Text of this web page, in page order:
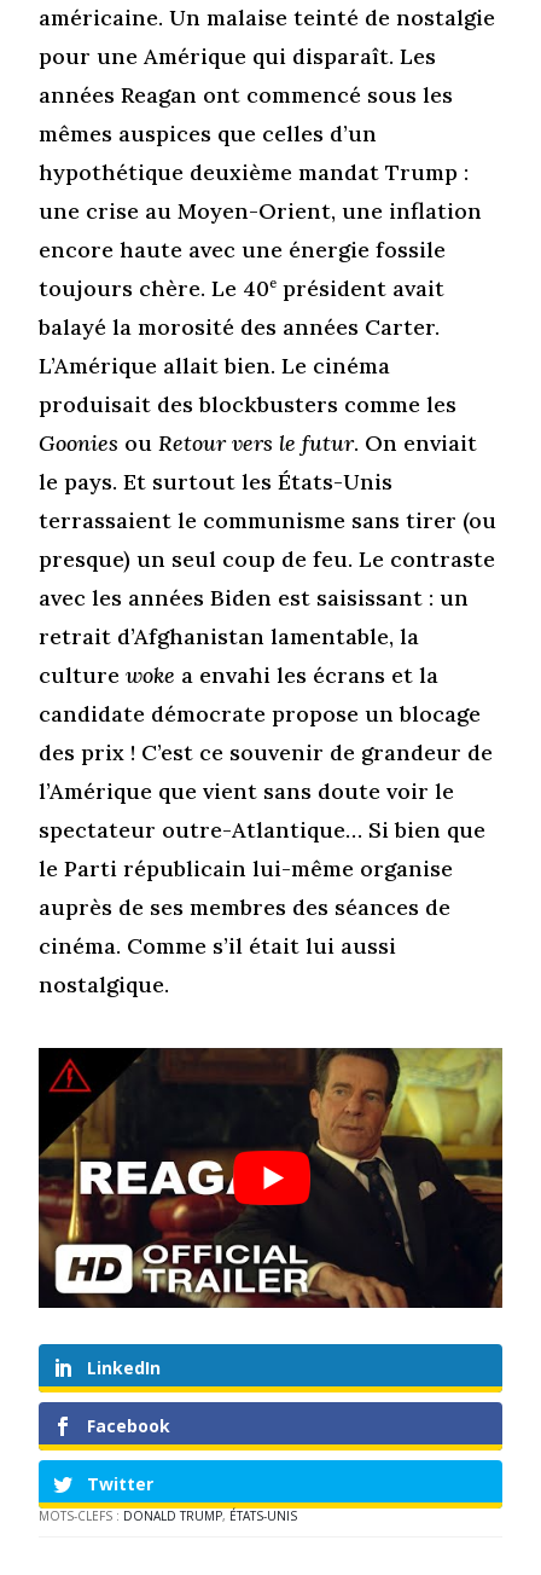
américaine. Un malaise teinté de nostalgie
pour une Amérique qui disparaît. Les
années Reagan ont commencé sous les
mêmes auspices que celles d’un
hypothétique deuxième mandat Trump :
une crise au Moyen-Orient, une inflation
encore haute avec une énergie fossile
toujours chère. Le 40e président avait
balayé la morosité des années Carter.
L’Amérique allait bien. Le cinéma
produisait des blockbusters comme les
Goonies ouRetour vers le futur. On enviait
le pays. Et surtout les États-Unis
terrassaient le communisme sans tirer (ou
presque) un seul coup de feu. Le contraste
avec les années Biden est saisissant : un
retrait d’Afghanistan lamentable, la
culturewoke a envahi les écrans et la
candidate démocrate propose un blocage
des prix ! C’est ce souvenir de grandeur de
l’Amérique que vient sans doute voir le
spectateur outre-Atlantique… Si bien que
le Parti républicain lui-même organise
auprès de ses membres des séances de
cinéma. Comme s’il était lui aussi
nostalgique.
LinkedIn
Facebook
Twitter
MOTS-CLEFS : DONALD TRUMP, ÉTATS-UNIS